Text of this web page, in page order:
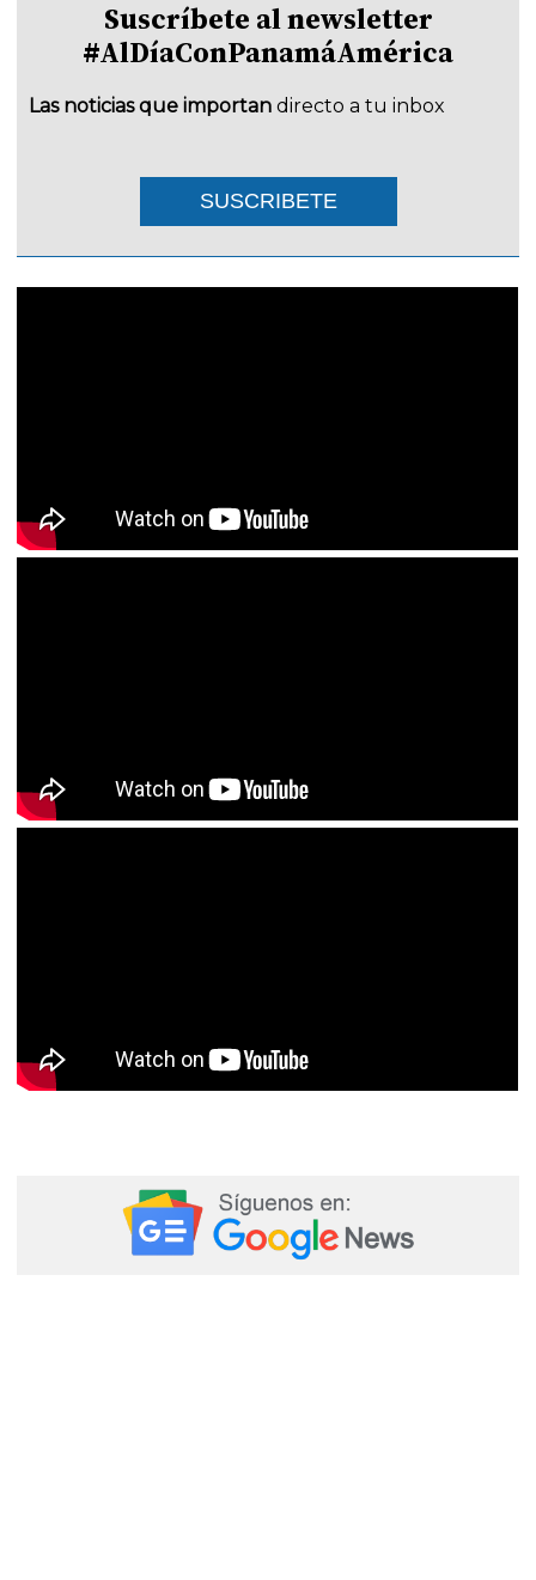
Suscríbete al newsletter
#AlDíaConPanamáAmérica
Las noticias que importan directo a tu inbox
SUSCRIBETE